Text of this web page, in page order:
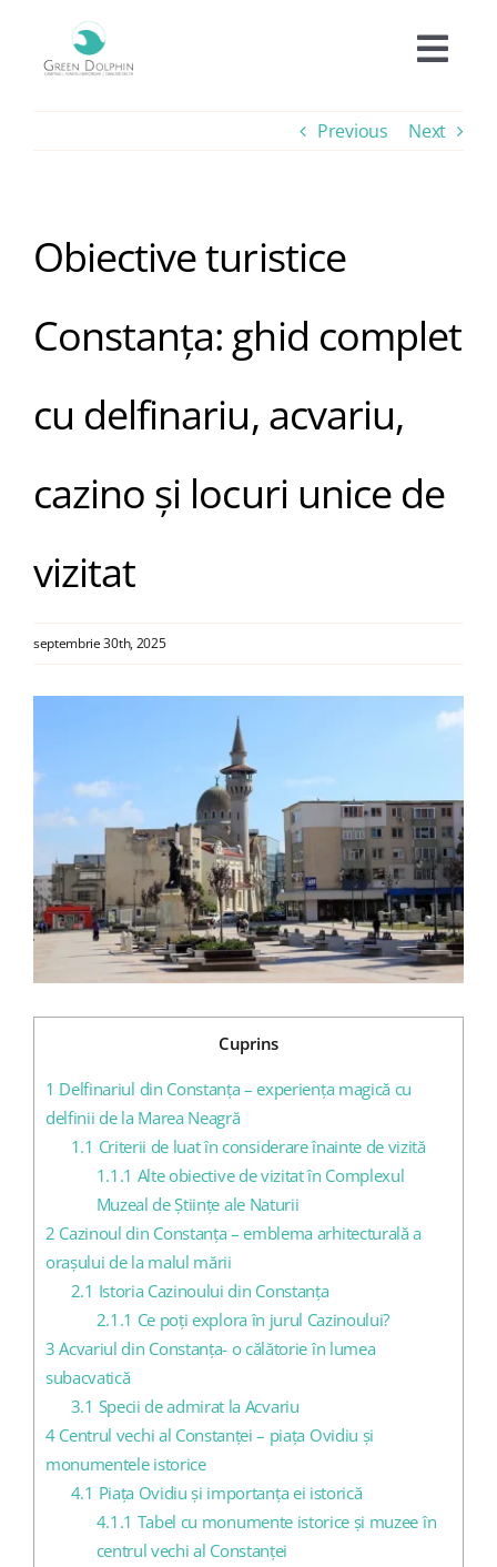
content
Oferte
Experiențe
Facilități
Informații
Blog
Contact
Previous Next
Obiective turistice
Constanța: ghid complet
cu delfinariu, acvariu,
cazino și locuri unice de
vizitat
septembrie 30th, 2025
Image
Cuprins
1 Delfinariul din Constanța – experiența magică cu
delfinii de la Marea Neagră
1.1 Criterii de luat în considerare înainte de vizită
1.1.1 Alte obiective de vizitat în Complexul
Muzeal de Științe ale Naturii
2 Cazinoul din Constanța – emblema arhitecturală a
orașului de la malul mării
2.1 Istoria Cazinoului din Constanța
2.1.1 Ce poți explora în jurul Cazinoului?
3 Acvariul din Constanța- o călătorie în lumea
subacvatică
3.1 Specii de admirat la Acvariu
4Centrul vechi al Constanței – piața Ovidiu și
monumentele istorice
4.1 Piața Ovidiu și importanța ei istorică
4.1.1 Tabel cu monumente istorice și muzee în
centrul vechi al Constanței